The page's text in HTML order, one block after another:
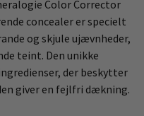
Color Corrector
concealer er specielt
og skjule ujævnheder,
teint. Den unikke
der beskytter
giver en fejlfri dækning.